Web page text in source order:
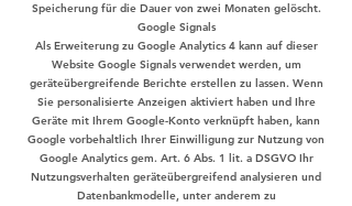
Speicherung für die Dauer von zwei Monaten gelöscht.
Google Signals
Als Erweiterung zu Google Analytics 4 kann auf dieser
Website Google Signals verwendet werden, um
geräteübergreifende Berichte erstellen zu lassen. Wenn
Sie personalisierte Anzeigen aktiviert haben und Ihre
Geräte mit Ihrem Google-Konto verknüpft haben, kann
Google vorbehaltlich Ihrer Einwilligung zur Nutzung von
Google Analytics gem. Art. 6 Abs. 1 lit. a DSGVO Ihr
Nutzungsverhalten geräteübergreifend analysieren und
Datenbankmodelle, unter anderem zu